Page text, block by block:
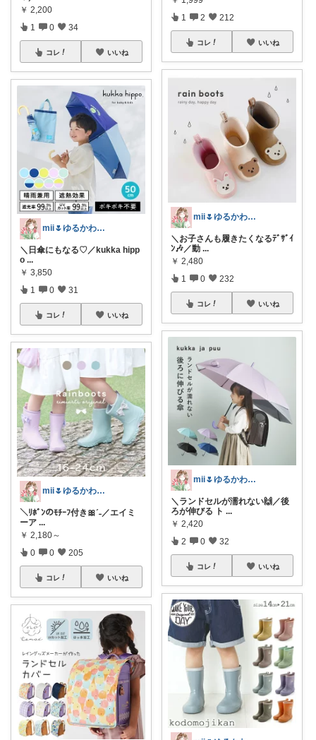
￥ 2,200
1 0 34
コレ いいね
mii🌷ゆるかわアイテム探し🔍🫧
＼日傘にもなる♡／kukka hipp
o ...
￥ 3,850
1 0 31
コレ いいね
mii🌷ゆるかわアイテム探し🔍🫧
＼ﾘﾎﾞﾝのﾓﾁｰﾌ付き🎀ˊ˗／エイミ
ーア ...
￥ 2,180～
0 0 205
コレ いいね
1 2 212
コレ いいね
mii🌷ゆるかわアイテム探し🔍🫧
＼お子さんも履きたくなるﾃﾞｻﾞｲ
ﾝ🎶／動 ...
￥ 2,480
1 0 232
コレ いいね
mii🌷ゆるかわアイテム探し🔍🫧
＼ランドセルが濡れない🙌／後
ろが伸びる ト ...
￥ 2,420
2 0 32
コレ いいね